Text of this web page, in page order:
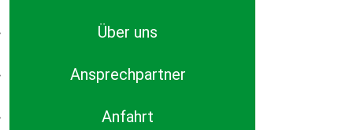
Über uns
Ansprechpartner
Anfahrt